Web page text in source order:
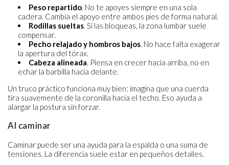
Peso repartido . No te apoyes siempre en una sola
cadera. Cambia el apoyo entre ambos pies de forma natural.
Rodillas sueltas . Si las bloqueas, la zona lumbar suele
compensar.
Pecho relajado y hombros bajos . No hace falta exagerar
la apertura del tórax.
Cabeza alineada . Piensa en crecer hacia arriba, no en
echar la barbilla hacia delante.
Un truco práctico funciona muy bien: imagina que una cuerda
tira suavemente de la coronilla hacia el techo. Eso ayuda a
alargar la postura sin forzar.
Al caminar
Caminar puede ser una ayuda para la espalda o una suma de
tensiones. La diferencia suele estar en pequeños detalles.